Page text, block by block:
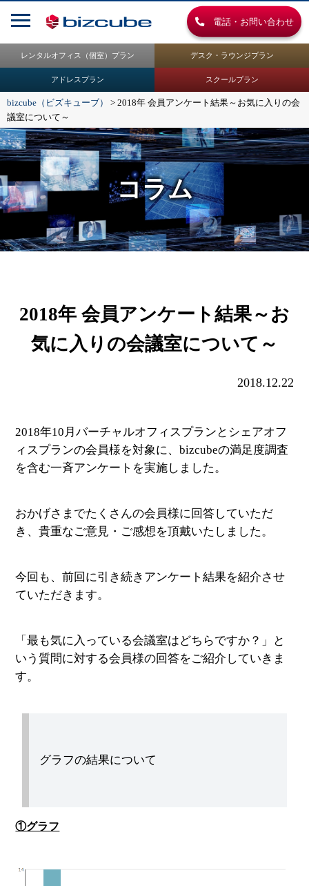
電話・お問い合わせ
レンタルオフィス（個室）プラン デスク・ラウンジプラン
アドレスプラン スクールプラン
bizcube（ビズキューブ） > 2018年 会員アンケート結果～お気に入りの会
議室について～
コラム
2018年 会員アンケート結果～お
気に入りの会議室について～
2018.12.22
2018年10月バーチャルオフィスプランとシェアオフ
ィスプランの会員様を対象に、bizcubeの満足度調査
を含む一斉アンケートを実施しました。
おかげさまでたくさんの会員様に回答していただ
き、貴重なご意見・ご感想を頂戴いたしました。
今回も、前回に引き続きアンケート結果を紹介させ
ていただきます。
「最も気に入っている会議室はどちらですか？」と
いう質問に対する会員様の回答をご紹介していきま
す。
グラフの結果について
①グラフ